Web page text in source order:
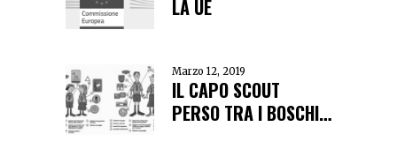
LA UE
Marzo 12, 2019
IL CAPO SCOUT
PERSO TRA I BOSCHI…